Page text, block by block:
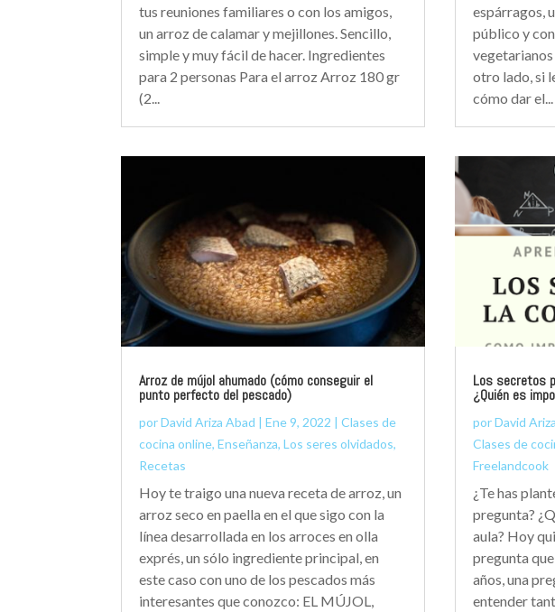
tus reuniones familiares o con los amigos,
un arroz de calamar y mejillones. Sencillo,
simple y muy fácil de hacer. Ingredientes
para 2 personas Para el arroz Arroz 180 gr
(2...
Arroz de mújol ahumado (cómo conseguir el
punto perfecto del pescado)
porDavid Ariza Abad |Ene 9, 2022 |Clases de
cocina online,Enseñanza,Los seres olvidados,
Recetas
Hoy te traigo una nueva receta de arroz, un
arroz seco en paella en el que sigo con la
línea desarrollada en los arroces en olla
exprés, un sólo ingrediente principal, en
este caso con uno de los pescados más
interesantes que conozco: EL MÚJOL,
espárragos,
público y
otro lado, si
cómo dar el...
Los secretos
¿Quién es
porDavid
Clases de
Freelandcook
¿Te has
pregunta?
aula? Hoy
pregunta
años, una
entender